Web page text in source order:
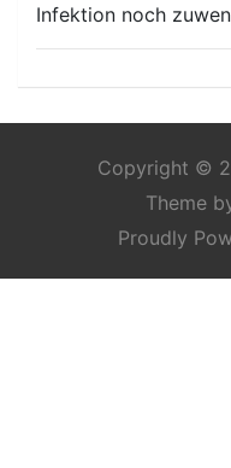
Infektion noch
Copyright ©
Theme
Proudly